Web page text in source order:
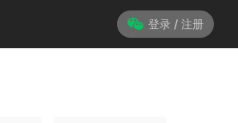
登录 / 注册